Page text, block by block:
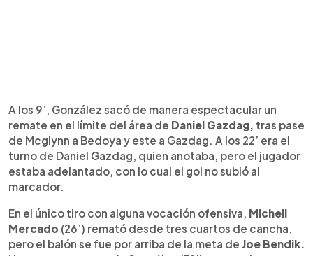
A los 9’, González sacó de manera espectacular un
remate en el límite del área de Daniel Gazdag, tras pase
de Mcglynn a Bedoya y este a Gazdag. A los 22’ era el
turno de Daniel Gazdag, quien anotaba, pero el jugador
estaba adelantado, con lo cual el gol no subió al
marcador.
En el único tiro con alguna vocación ofensiva, Michell
Mercado (26’) remató desde tres cuartos de cancha,
pero el balón se fue por arriba de la meta de Joe Bendik.